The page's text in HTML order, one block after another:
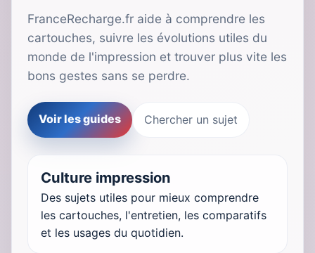
FranceRecharge.fr aide à comprendre les
cartouches, suivre les évolutions utiles du
monde de l'impression et trouver plus vite les
bons gestes sans se perdre.
Voir les guides Chercher un sujet
Culture impression
Des sujets utiles pour mieux comprendre
les cartouches, l'entretien, les comparatifs
et les usages du quotidien.